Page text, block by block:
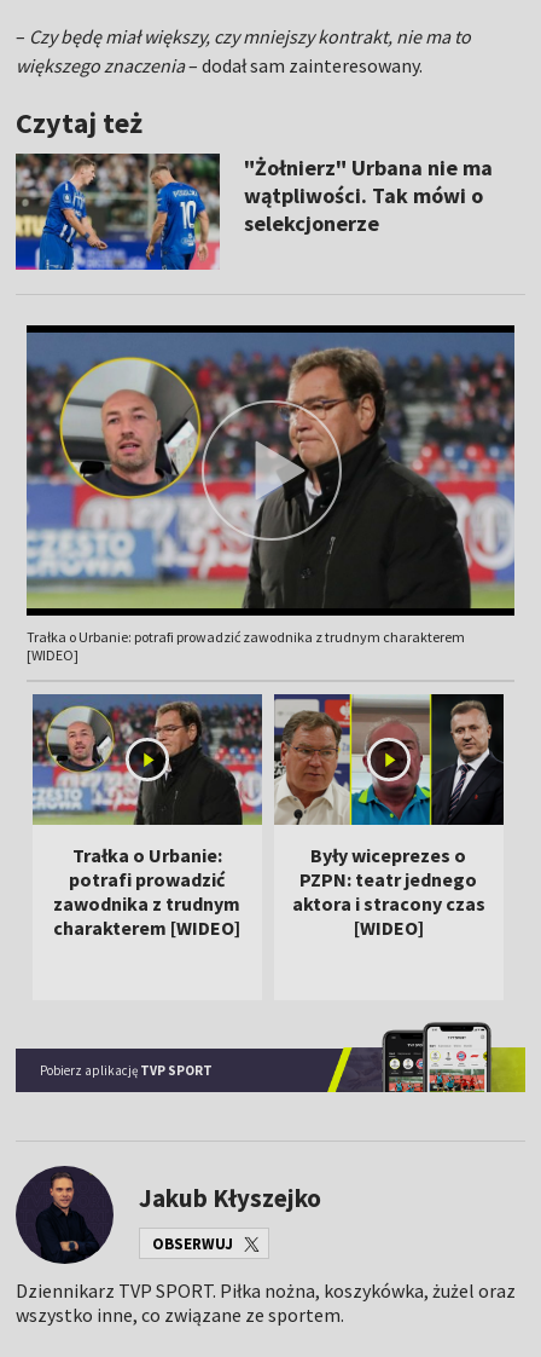
– Czy będę miał większy, czy mniejszy kontrakt, nie ma to
większego znaczenia– dodał sam zainteresowany.
Czytaj też
"Żołnierz" Urbana nie ma
wątpliwości. Tak mówi o
selekcjonerze
Trałka o Urbanie: potrafi prowadzić zawodnika z trudnym charakterem
[WIDEO]
Trałka o Urbanie:
potrafi prowadzić
zawodnika z trudnym
charakterem [WIDEO]
Były wiceprezes o
PZPN: teatr jednego
aktora i stracony czas
[WIDEO]
Pobierz aplikację TVP SPORT
Jakub Kłyszejko
OBSERWUJ
Dziennikarz TVP SPORT. Piłka nożna, koszykówka, żużel oraz
wszystko inne, co związane ze sportem.